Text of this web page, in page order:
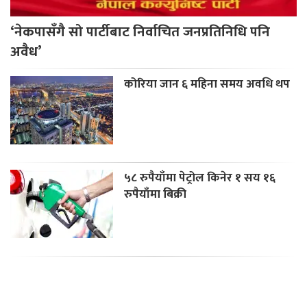
‘नेकपासँगै सो पार्टीबाट निर्वाचित जनप्रतिनिधि पनि
अवैध’
कोरिया जान ६ महिना समय अवधि थप
५८ रुपैयाँमा पेट्रोल किनेर १ सय १६
रुपैयाँमा बिक्री